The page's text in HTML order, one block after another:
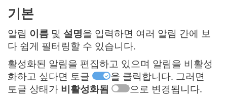
기본
알림 이름 및 설명을 입력하면 여러 알림 간에 보
다 쉽게 필터링할 수 있습니다.
활성화된 알림을 편집하고 있으며 알림을 비활성
화하고 싶다면 토글
을 클릭합니다. 그러면
토글 상태가 비활성화됨 으로 변경됩니다.